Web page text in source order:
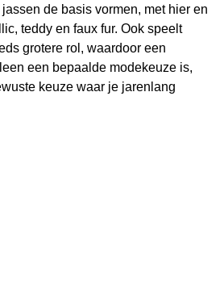
de basis vormen, met hier en
teddy en faux fur. Ook speelt
grotere rol, waardoor een
een bepaalde modekeuze is,
keuze waar je jarenlang